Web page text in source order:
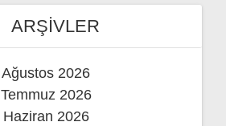
ARŞIVLER
Ağustos 2026
Temmuz 2026
Haziran 2026